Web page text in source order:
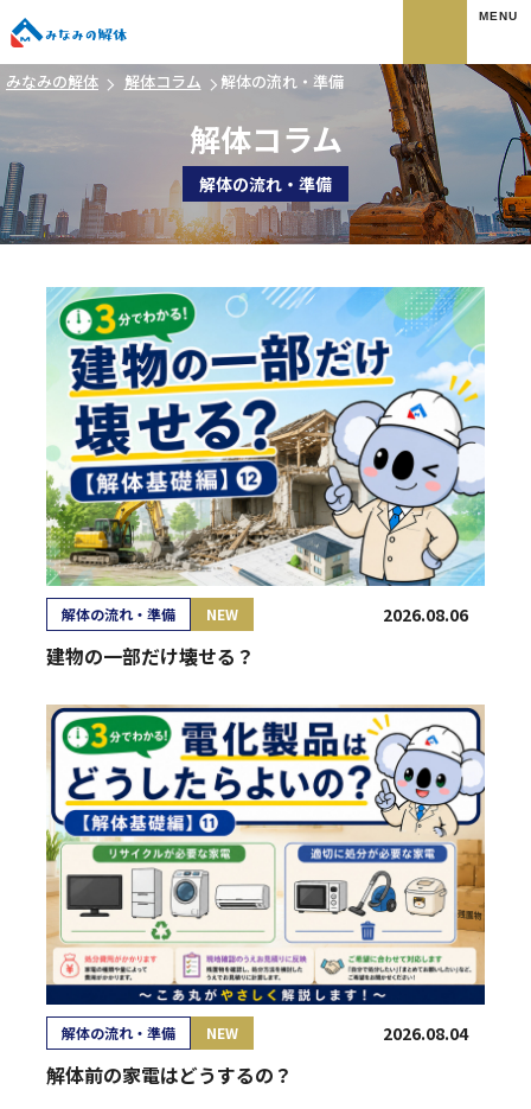
みなみの解体 解体コラム 解体の流れ・準備
解体コラム
解体の流れ・準備
解体の流れ・準備 NEW 2026.08.06
建物の一部だけ壊せる？
解体の流れ・準備 NEW 2026.08.04
解体前の家電はどうするの？